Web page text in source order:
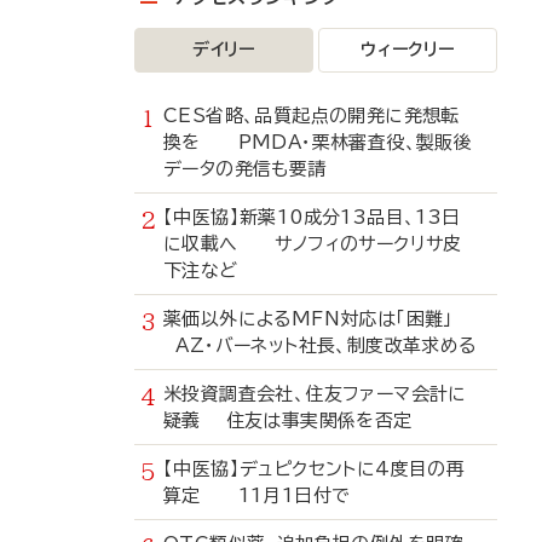
デイリー ウィークリー
CES省略、品質起点の開発に発想転
換を PMDA・栗林審査役、製販後
データの発信も要請
【中医協】新薬10成分13品目、13日
に収載へ サノフィのサークリサ皮
下注など
薬価以外によるMFN対応は「困難」
AZ・バーネット社長、制度改革求める
米投資調査会社、住友ファーマ会計に
疑義 住友は事実関係を否定
【中医協】デュピクセントに4度目の再
算定 11月1日付で